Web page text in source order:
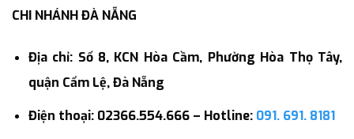
CHI NHÁNH ĐÀ NẴNG
Địa chỉ: Số 8, KCN Hòa Cầm, Phường Hòa Thọ Tây,
quận Cẩm Lệ, Đà Nẵng
Điện thoại: 02366.554.666 – Hotline: 091. 691. 8181